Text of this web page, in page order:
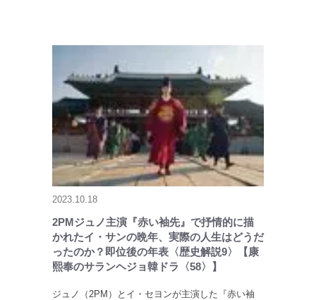
2023.10.18
2PMジュノ主演『赤い袖先』で抒情的に描
かれたイ・サンの晩年、実際の人生はどうだ
ったのか？即位後の年表〈歴史解説9〉【康
熙奉のサランヘジョ韓ドラ〈58〉】
ジュノ（2PM）とイ・セヨンが主演した『赤い袖